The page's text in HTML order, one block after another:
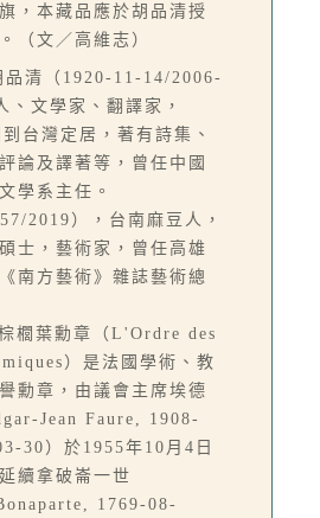
，本藏品應於胡品清授
（文／高維志）
品清（1920-11-14/2006-
、文學家、翻譯家，
台灣定居，著有詩集、
論及譯著等，曾任中國
學系主任。
2019），台南麻豆人，
士，藝術家，曾任高雄
南方藝術》雜誌藝術總
櫚葉勳章（L'Ordre des
）是法國學術、教
勳章，由議會主席埃德
Jean Faure, 1908-
30）於1955年10月4日
續拿破崙一世
1769-08-